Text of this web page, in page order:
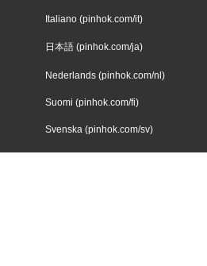
Italiano (pinhok.com/it)
日本語 (pinhok.com/ja)
Nederlands (pinhok.com/nl)
Suomi (pinhok.com/fi)
Svenska (pinhok.com/sv)